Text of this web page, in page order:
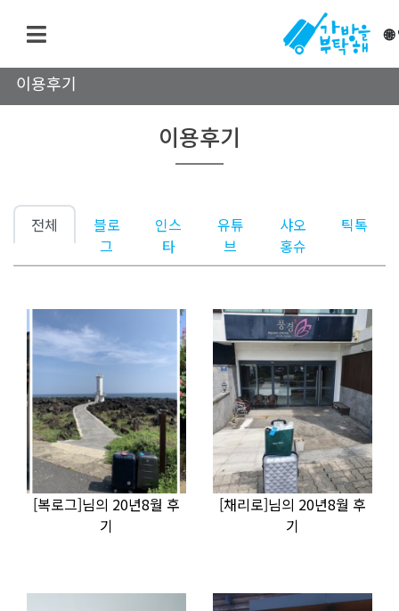
이용후기
이용후기
전체
블로
그
인스
타
유튜
브
샤오
홍슈
틱톡
[복로그]님의 20년8월 후
기
[채리로]님의 20년8월 후
기